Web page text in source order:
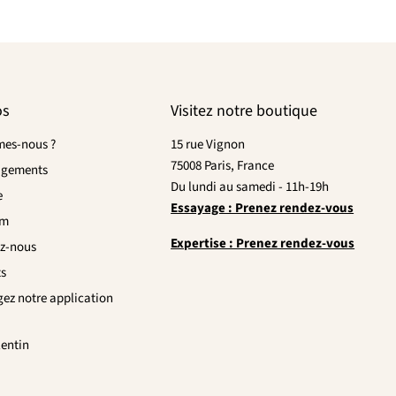
nous ?
nous
notre application
Visitez notre boutique
15 rue Vignon
75008 Paris, France
Du lundi au samedi - 11h-19h
Essayage : Prenez rendez-vous
Expertise : Prenez rendez-vous